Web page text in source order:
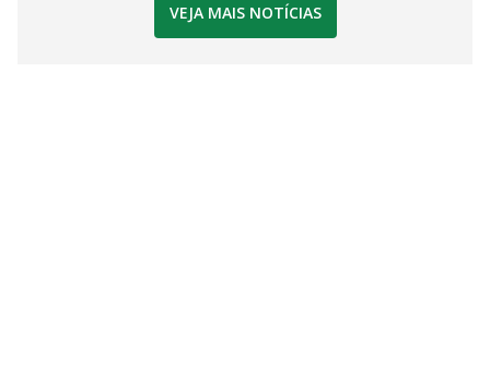
VEJA MAIS NOTÍCIAS